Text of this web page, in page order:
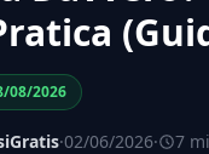
08/2026
·02/06/2026· 7